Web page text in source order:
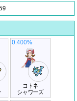
コトネ
シャワーズ
0.400%